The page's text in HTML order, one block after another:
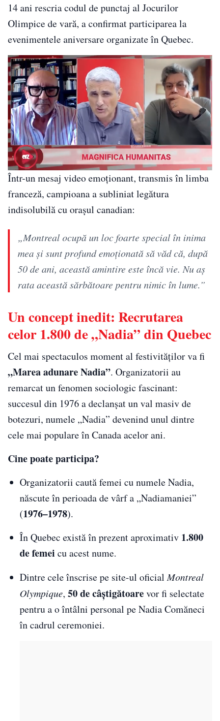
14 ani rescria codul de punctaj al Jocurilor
Olimpice de vară, a confirmat participarea la
evenimentele aniversare organizate în Quebec.
Într-un mesaj video emoționant, transmis în limba
franceză, campioana a subliniat legătura
indisolubilă cu orașul canadian:
„Montreal ocupă un loc foarte special în inima
mea și sunt profund emoționată să văd că, după
50 de ani, această amintire este încă vie. Nu aș
rata această sărbătoare pentru nimic în lume.”
Un concept inedit: Recrutarea
celor 1.800 de „Nadia” din Quebec
Cel mai spectaculos moment al festivităților va fi
„Marea adunare Nadia”. Organizatorii au
remarcat un fenomen sociologic fascinant:
succesul din 1976 a declanșat un val masiv de
botezuri, numele „Nadia” devenind unul dintre
cele mai populare în Canada acelor ani.
Cine poate participa?
Organizatorii caută femei cu numele Nadia,
născute în perioada de vârf a „Nadiamaniei”
(1976–1978).
În Quebec există în prezent aproximativ 1.800
de femei cu acest nume.
Dintre cele înscrise pe site-ul oficialMontreal
Olympique, 50 de câștigătoarevor fi selectate
pentru a o întâlni personal pe Nadia Comăneci
în cadrul ceremoniei.